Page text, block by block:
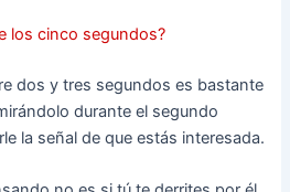
los cinco segundos?
dos y tres segundos es bastante
durante el segundo
la señal de que estás interesada.